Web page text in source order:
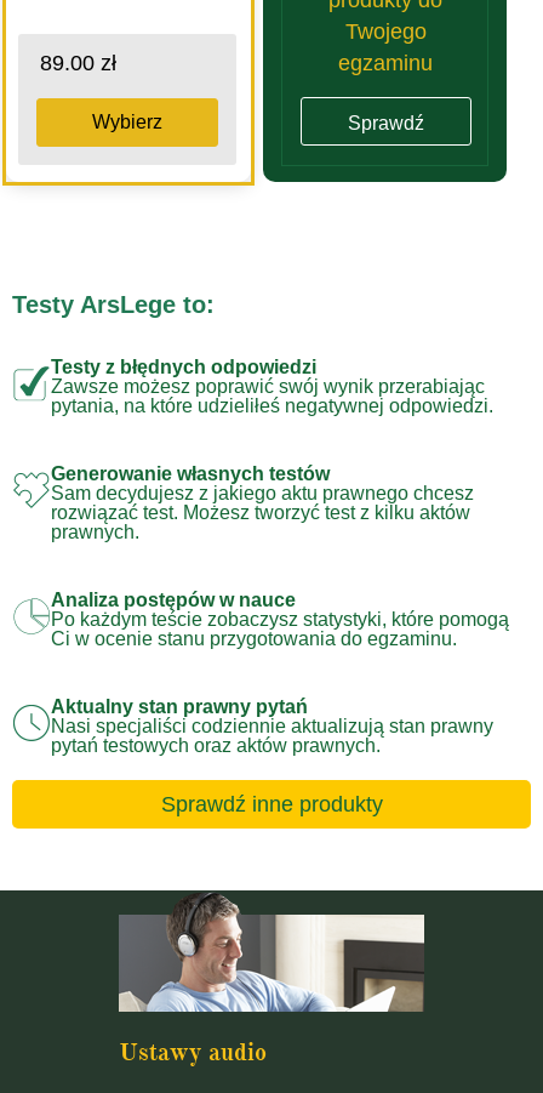
89.00 zł
Wybierz
Twojego
egzaminu
Sprawdź
Testy ArsLege to:
Testy z błędnych odpowiedzi
Zawsze możesz poprawić swój wynik przerabiając
pytania, na które udzieliłeś negatywnej odpowiedzi.
Generowanie własnych testów
Sam decydujesz z jakiego aktu prawnego chcesz
rozwiązać test. Możesz tworzyć test z kilku aktów
prawnych.
Analiza postępów w nauce
Po każdym teście zobaczysz statystyki, które pomogą
Ci w ocenie stanu przygotowania do egzaminu.
Aktualny stan prawny pytań
Nasi specjaliści codziennie aktualizują stan prawny
pytań testowych oraz aktów prawnych.
Sprawdź inne produkty
Ustawy audio